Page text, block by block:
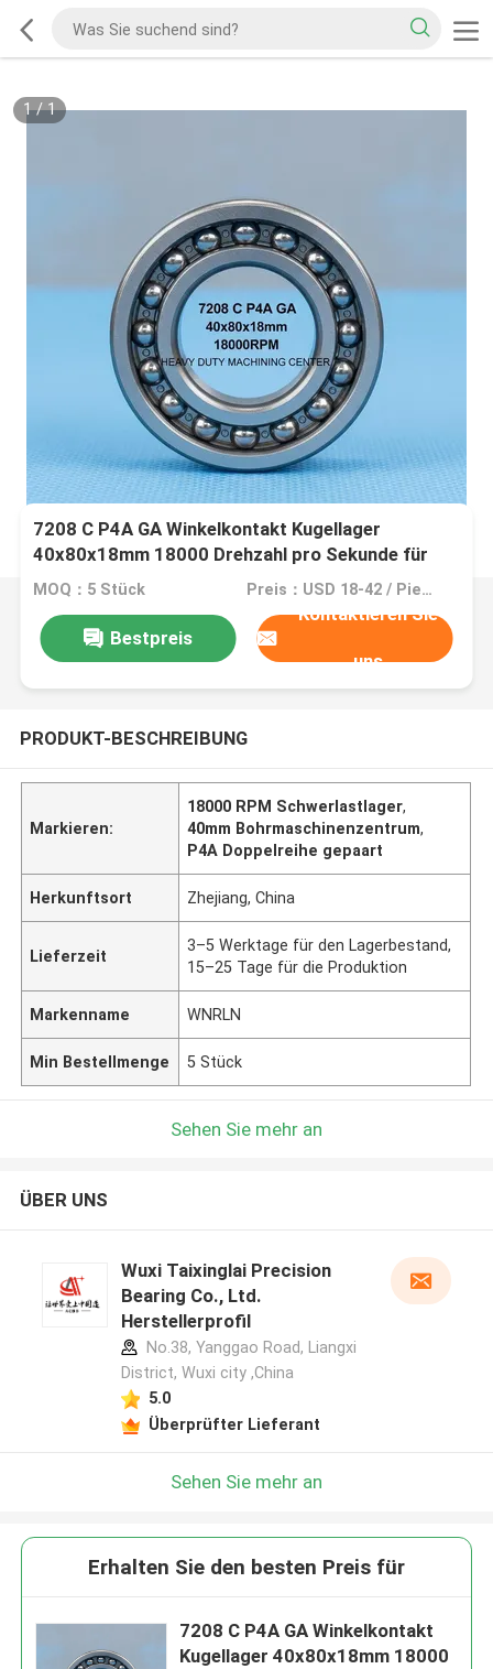
1/1
7208 C P4A GA Winkelkontakt Kugellager
40x80x18mm 18000 Drehzahl pro Sekunde für
Hochleistungsmaschinen
MOQ：5 Stück Preis：USD 18-42 / Piece
Bestpreis
Kontaktieren Sie
uns
PRODUKT-BESCHREIBUNG
Markieren:
18000 RPM Schwerlastlager,
40mm Bohrmaschinenzentrum,
P4A Doppelreihe gepaart
Herkunftsort Zhejiang, China
Lieferzeit
3–5 Werktage für den Lagerbestand,
15–25 Tage für die Produktion
Markenname WNRLN
Min Bestellmenge 5 Stück
Sehen Sie mehr an
ÜBER UNS
Wuxi Taixinglai Precision
Bearing Co., Ltd.
Herstellerprofil
No.38, Yanggao Road, Liangxi
District, Wuxi city ,China
5.0
Überprüfter Lieferant
Sehen Sie mehr an
Erhalten Sie den besten Preis für
7208 C P4A GA Winkelkontakt
Kugellager 40x80x18mm 18000